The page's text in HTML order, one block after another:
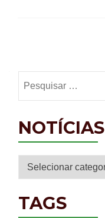
NOTÍCIAS
Notícias
TAGS